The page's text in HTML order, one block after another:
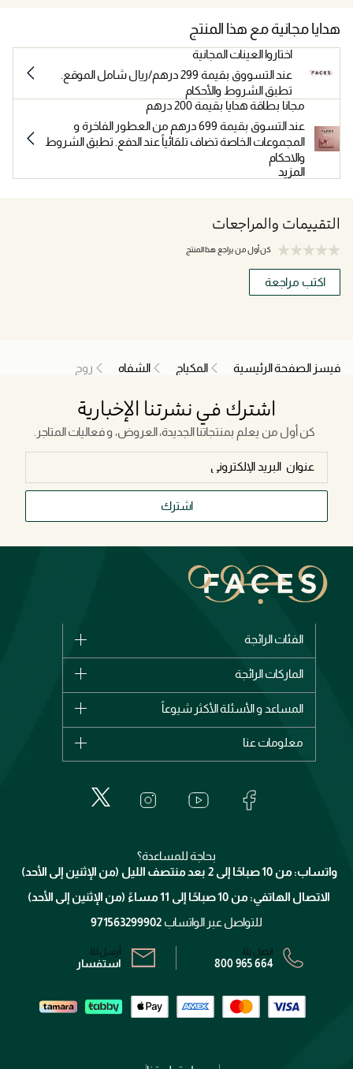
هدايا مجانية مع هذا المنتج
اختاروا العينات المجانية
عند التسووق بقيمة 299 درهم/ريال شامل الموقع.
تطبق الشروط والأحكام
مجانا بطاقة هدايا بقيمة 200 درهم
عند التسوق بقيمة 699 درهم من العطور الفاخرة و
المجموعات الخاصة تضاف تلقائياً عند الدفع. تطبق الشروط
والاحكام
المزيد
التقييمات والمراجعات
كن أول من يراجع هذا المنتج
اكتب مراجعة
فيسز الصفحة الرئيسية المكياج الشفاه روج
اشترك في نشرتنا الإخبارية
كن أول من يعلم بمنتجاتنا الجديدة، العروض، و فعاليات المتاجر.
اشترك
الفئات الرائجة
الأكثر مبيعاً
اشترِ بطاقة هدية
الماركات الرائجة
بربري
إيف سان لوران
المساعد و الأسئلة الأكثر شيوعاً
الإرجاع
معلومات عنا
خدمات المعارض
برنامج الولاء ميوز
الشروط و الأحكام
سياسة الخصوصية
بحاجة للمساعدة؟
واتساب: من 10 صباحًا إلى 2 بعد منتصف الليل (من الإثنين إلى الأحد)
الاتصال الهاتفي: من 10 صباحًا إلى 11 مساءً (من الإثنين إلى الأحد)
للتواصل عبر الواتساب 971563299902
اتصل بنا:
800 965 664
أرسل لنا:
استفسار